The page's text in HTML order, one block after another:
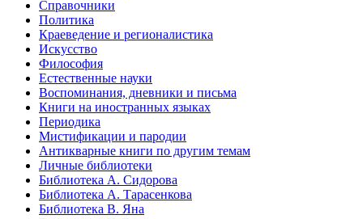
Справочники
Политика
Краеведение и регионалистика
Искусство
Философия
Естественные науки
Воспоминания, дневники и письма
Книги на иностранных языках
Периодика
Мистификации и пародии
Антикварные книги по другим темам
Личные библиотеки
Библиотека А. Сидорова
Библиотека А. Тарасенкова
Библиотека В. Яна